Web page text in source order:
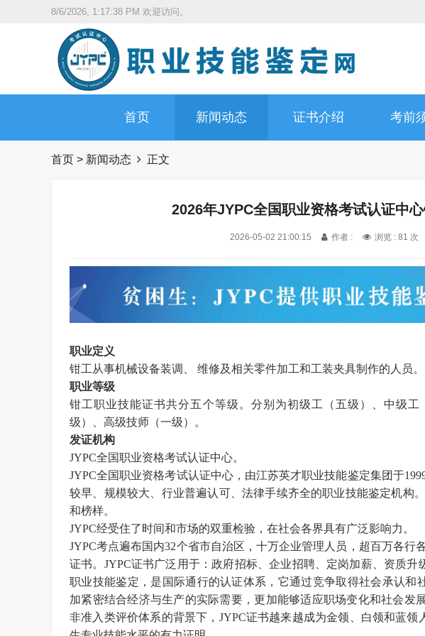
8/6/2026, 1:17:39 PM 欢迎访问。
首页 新闻动态 证书介绍 考前
首页 > 新闻动态 正文
2026年JYPC全国职业资格考试认证中
2026-05-02 21:00:15 作者 : 浏览 : 81 次
职业定义
钳工 从事机械设备装调、 维修及相关零件加工和工装夹具制作的人员。
职业等级
钳工职业技能证书共分五个等级。 分别为初级工（五级）、中级
级）、高级技师（一级）。
发证机构
JYPC全国职业资格考试认证中心。
JYPC全国职业资格考试认证中心，由江苏英才职业技能鉴定集团于
较早、规模较大、行业普遍认可、法律手续齐全的职业技能鉴定机构
和榜样。
JYPC经受住了时间和市场的双重检验，在社会各界具有广泛影响力。
JYPC考点遍布国内32个省市自治区，十万企业管理人员，超百万各行
证书。JYPC证书广泛用于：政府招标、企业招聘、定岗加薪、资质
职业技能鉴定，是国际通行的认证体系，它通过竞争取得社会承认和
加紧密结合经济与生产的实际需要，更加能够适应职场变化和社会发
非准入类评价体系的背景下， JYPC证书越来越成为金领、白领和蓝